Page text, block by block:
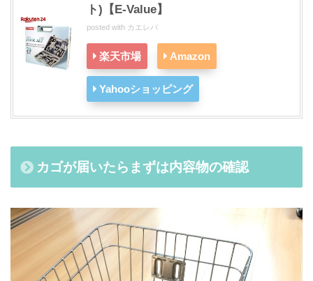
ト)【E-Value】
posted with カエレバ
楽天市場 Amazon
Yahooショッピング
カゴが届いたらまずは内容物の確認